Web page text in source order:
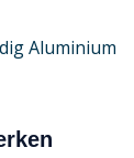
Aluminium